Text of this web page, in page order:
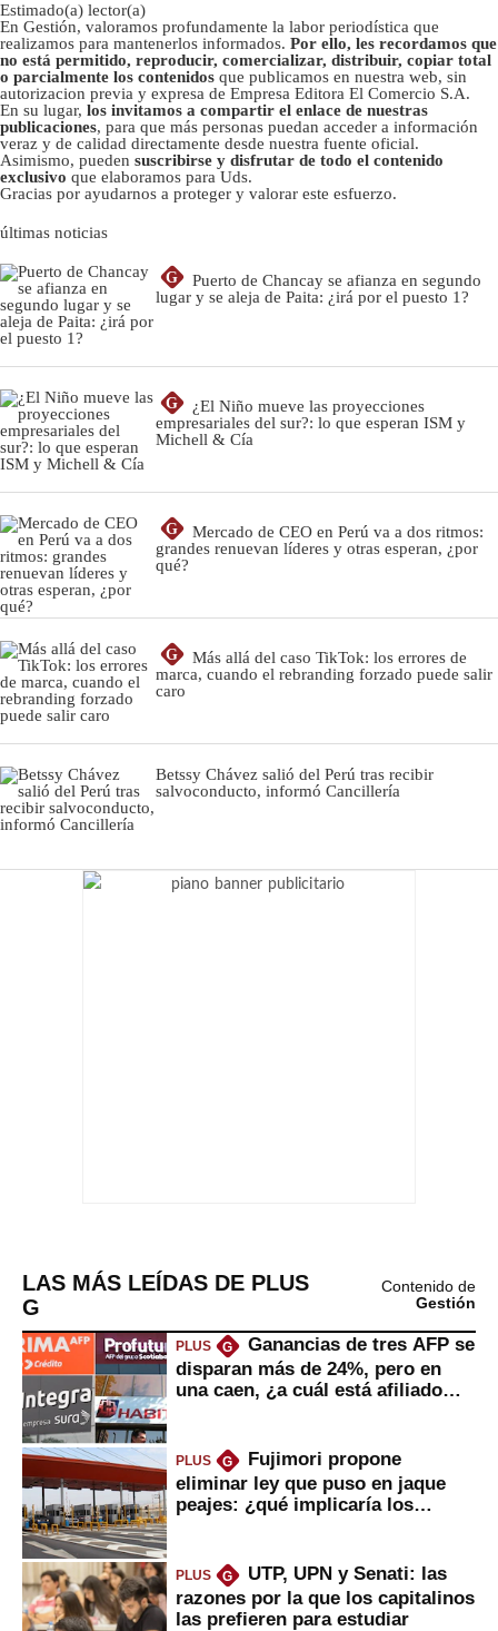
Estimado(a) lector(a)
En Gestión, valoramos profundamente la labor periodística que
realizamos para mantenerlos informados. Por ello, les recordamos que
no está permitido, reproducir, comercializar, distribuir, copiar total
o parcialmente los contenidos que publicamos en nuestra web, sin
autorizacion previa y expresa de Empresa Editora El Comercio S.A.
En su lugar, los invitamos a compartir el enlace de nuestras
publicaciones, para que más personas puedan acceder a información
veraz y de calidad directamente desde nuestra fuente oficial.
Asimismo, pueden suscribirse y disfrutar de todo el contenido
exclusivo que elaboramos para Uds.
Gracias por ayudarnos a proteger y valorar este esfuerzo.
últimas noticias
G
Puerto de Chancay se afianza en segundo
lugar y se aleja de Paita: ¿irá por el puesto 1?
G
¿El Niño mueve las proyecciones
empresariales del sur?: lo que esperan ISM y
Michell & Cía
G
Mercado de CEO en Perú va a dos ritmos:
grandes renuevan líderes y otras esperan, ¿por
qué?
G
Más allá del caso TikTok: los errores de
marca, cuando el rebranding forzado puede salir
caro
Betssy Chávez salió del Perú tras recibir
salvoconducto, informó Cancillería
LAS MÁS LEÍDAS DE PLUS
G
Contenido de
Gestión
PLUS G
Ganancias de tres AFP se
disparan más de 24%, pero en
una caen, ¿a cuál está afiliado
PLUS G
Fujimori propone
eliminar ley que puso en jaque
peajes: ¿qué implicaría los
PLUS G
UTP, UPN y Senati: las
razones por la que los capitalinos
las prefieren para estudiar